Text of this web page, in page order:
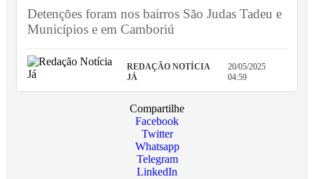
Detenções foram nos bairros São Judas Tadeu e
Municípios e em Camboriú
REDAÇÃO NOTÍCIA
JÁ
20/05/2025
04:59
Compartilhe
Facebook
Twitter
Whatsapp
Telegram
LinkedIn